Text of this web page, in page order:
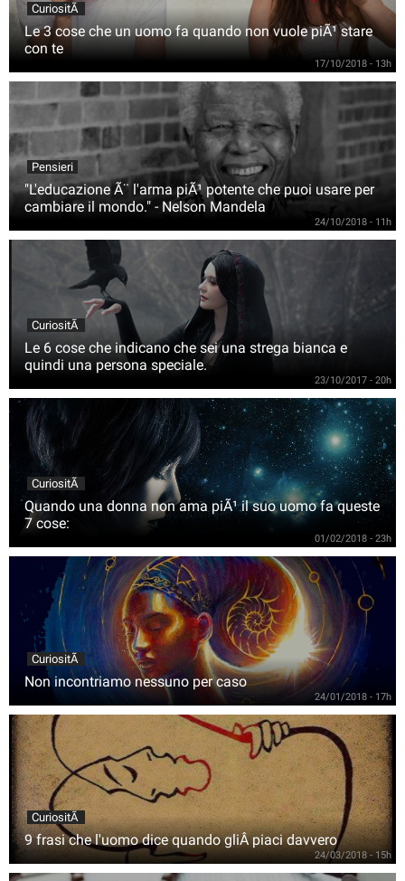
CuriositÃ
Le 3 cose che un uomo fa quando non vuole piÃ¹ stare
con te
17/10/2018 - 13h
Pensieri
"L'educazione Ã¨ l'arma piÃ¹ potente che puoi usare per
cambiare il mondo." - Nelson Mandela
24/10/2018 - 11h
CuriositÃ
Le 6 cose che indicano che sei una strega bianca e
quindi una persona speciale.
23/10/2017 - 20h
CuriositÃ
Quando una donna non ama piÃ¹ il suo uomo fa queste
7 cose:
01/02/2018 - 23h
CuriositÃ
Non incontriamo nessuno per caso
24/01/2018 - 17h
CuriositÃ
9 frasi che l'uomo dice quando gliÂ piaci davvero
24/03/2018 - 15h